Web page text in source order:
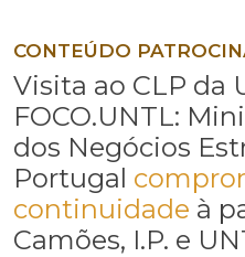
CONTEÚDO
Visita ao CLP da
FOCO.UNTL:
dos Negócios
Portugal
continuidade à
Camões, I.P. e